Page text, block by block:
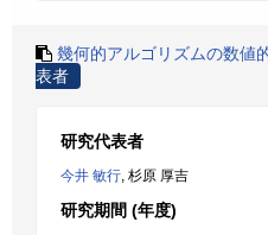
幾何的アルゴリズムの数値
表者
研究代表者
今井 敏行, 杉原 厚吉
研究期間 (年度)